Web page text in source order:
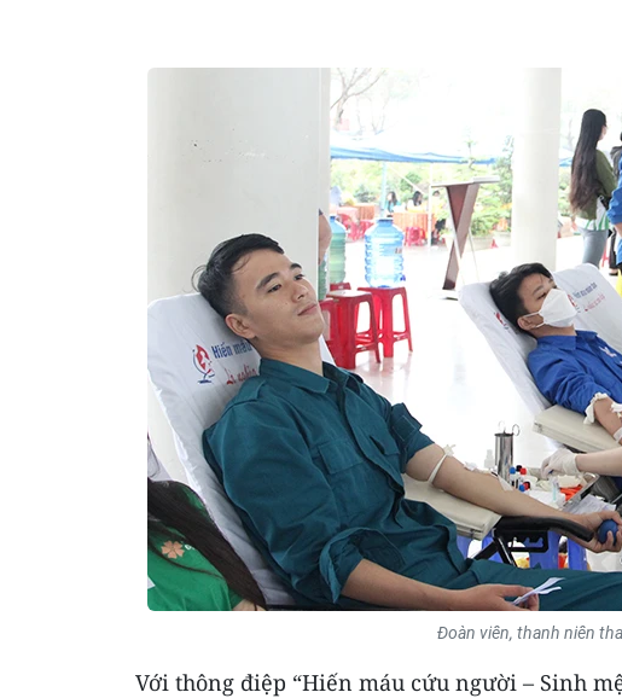
Đoàn viên, thanh niên
Với thông điệp “Hiến máu cứu người – Sinh